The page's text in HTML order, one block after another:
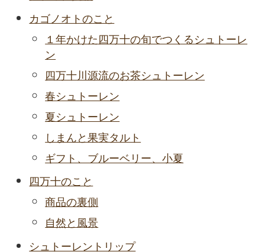
カゴノオトのこと
１年かけた四万十の旬でつくるシュトーレ
ン
四万十川源流のお茶シュトーレン
春シュトーレン
夏シュトーレン
しまんと果実タルト
ギフト、ブルーベリー、小夏
四万十のこと
商品の裏側
自然と風景
シュトーレントリップ